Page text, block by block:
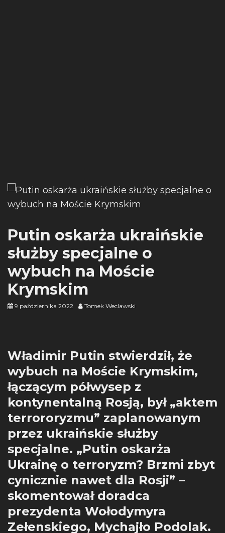
Putin oskarża ukraińskie
służby specjalne o
wybuch na Moście
Krymskim
9 października 2022 Tomek Weclawski
Władimir Putin stwierdził, że
wybuch na Moście Krymskim,
łączącym półwysep z
kontynentalną Rosją, był „aktem
terrororyzmu” zaplanowanym
przez ukraińskie służby
specjalne. „Putin oskarża
Ukrainę o terroryzm? Brzmi zbyt
cynicznie nawet dla Rosji” –
skomentował doradca
prezydenta Wołodymyra
Zełenskiego, Mychajło Podolak.